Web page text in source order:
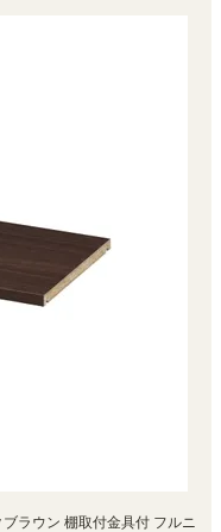
ラウン 棚取付金具付 フルニ